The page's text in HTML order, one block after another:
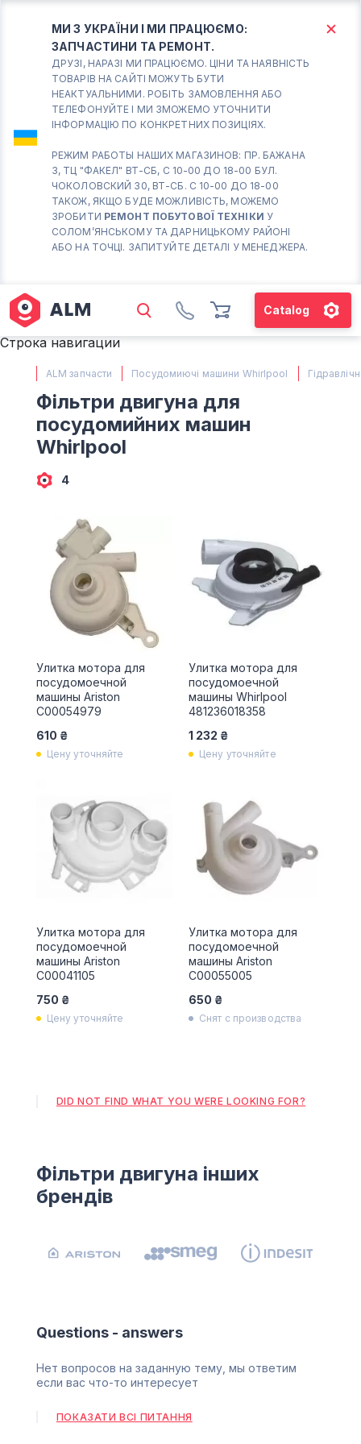
МИ З УКРАЇНИ І МИ ПРАЦЮЄМО:
ЗАПЧАСТИНИ ТА РЕМОНТ.
ДРУЗІ, НАРАЗІ МИ ПРАЦЮЄМО. ЦІНИ ТА НАЯВНІСТЬ
ТОВАРІВ НА САЙТІ МОЖУТЬ БУТИ
НЕАКТУАЛЬНИМИ. РОБІТЬ ЗАМОВЛЕННЯ АБО
ТЕЛЕФОНУЙТЕ І МИ ЗМОЖЕМО УТОЧНИТИ
ІНФОРМАЦІЮ ПО КОНКРЕТНИХ ПОЗИЦІЯХ.
РЕЖИМ РАБОТЫ НАШИХ МАГАЗИНОВ: ПР. БАЖАНА
3, ТЦ "ФАКЕЛ" ВТ-СБ, С 10-00 ДО 18-00 БУЛ.
ЧОКОЛОВСКИЙ 30, ВТ-СБ. С 10-00 ДО 18-00
ТАКОЖ, ЯКЩО БУДЕ МОЖЛИВІСТЬ, МОЖЕМО
ЗРОБИТИ РЕМОНТ ПОБУТОВОЇ ТЕХНІКИ У
СОЛОМ’ЯНСЬКОМУ ТА ДАРНИЦЬКОМУ РАЙОНІ
АБО НА ТОЧЦІ. ЗАПИТУЙТЕ ДЕТАЛІ У МЕНЕДЖЕРА.
Catalog
КИЇВ БОРИСПІЛЬ
Вт.- Сб.
10:00 - 18:00
Солом'янський район
працює ВТ-СБ с10-00 до
18-00
(098) 672 76 42
М. ХАРКІВСЬКА – ПРАЦЮЄ
ВТ-СБ С10-00 ДО 18-00
(067) 385 27 70
(063) 527 27 00
(044) 332 76 42
КАРТА
Строка навигации
ALM запчасти Посудомиючі машини Whirlpool
Фільтри двигуна для
посудомийних машин
Whirlpool
4
Улитка мотора для
посудомоечной
машины Ariston
C00054979
610 ₴
Цену уточняйте
Улитка мотора для
посудомоечной
машины Whirlpool
481236018358
1 232 ₴
Цену уточняйте
Улитка мотора для
посудомоечной
машины Ariston
C00041105
750 ₴
Цену уточняйте
Улитка мотора для
посудомоечной
машины Ariston
C00055005
650 ₴
Снят с производства
DID NOT FIND WHAT YOU WERE LOOKING FOR?
Фільтри двигуна інших
брендів
Questions - answers
Нет вопросов на заданную тему, мы ответим
если вас что-то интересует
ПОКАЗАТИ ВСІ ПИТАННЯ